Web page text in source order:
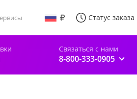
Статус заказа
Связаться с нами
8-800-333-0905